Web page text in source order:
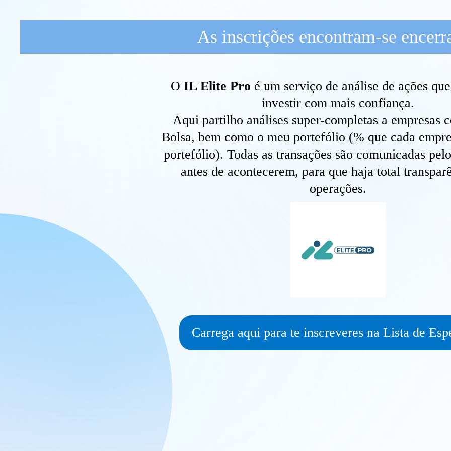
As inscrições encontram-se
OIL Elite Pro é um serviço de análise de ações
investir com mais confiança.
Aqui partilho análises super-completas a empresas
Bolsa, bem como o meu portefólio (% que cada
portefólio). Todas as transações são comunicadas
antes de acontecerem, para que haja total
operações.
Carrega aqui para te inscreveres na Lista de